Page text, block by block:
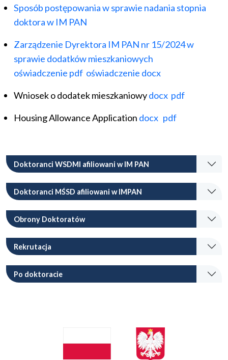
Sposób postępowania w sprawie nadania stopnia
doktora w IM PAN
Zarządzenie Dyrektora IM PAN nr 15/2024 w
sprawie dodatków mieszkaniowych
oświadczenie pdf oświadczenie docx
Wniosek o dodatek mieszkaniowydocx pdf
Housing Allowance Application docx pdf
Doktoranci WSDMI afiliowani w IM PAN
Doktoranci MŚSD afiliowani w IMPAN
Obrony Doktoratów
Rekrutacja
Po doktoracie